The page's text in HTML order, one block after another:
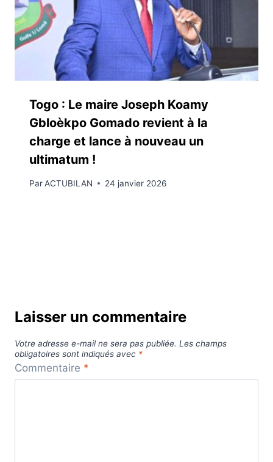
Togo : Le maire Joseph Koamy
Gbloèkpo Gomado revient à la
charge et lance à nouveau un
ultimatum !
ParACTUBILAN 24 janvier 2026
Laisser un commentaire
Votre adresse e-mail ne sera pas publiée. Les champs
obligatoires sont indiqués avec *
Commentaire *